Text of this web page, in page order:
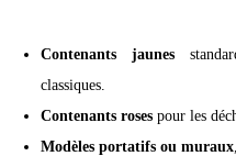
Contenants jaunes
classiques.
Contenants roses pour les
Modèles portatifs ou muraux